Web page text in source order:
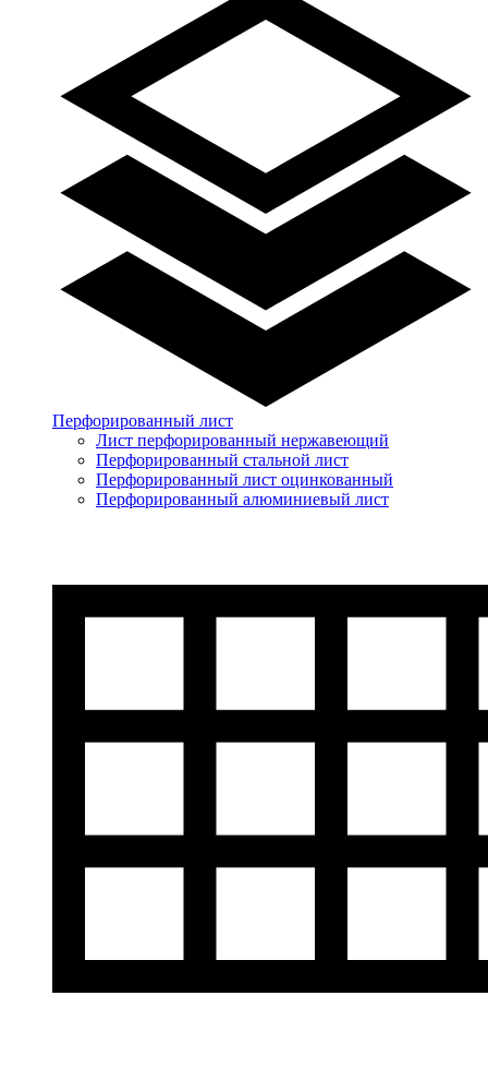
Перфорированный лист
Лист перфорированный нержавеющий
Перфорированный стальной лист
Перфорированный лист оцинкованный
Перфорированный алюминиевый лист